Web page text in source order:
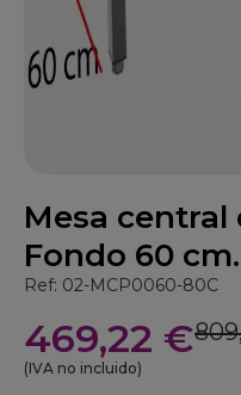
Mesa central
Fondo 60
Ref: 02-MCP0060-80C
469,22 €
(IVA no incluido)